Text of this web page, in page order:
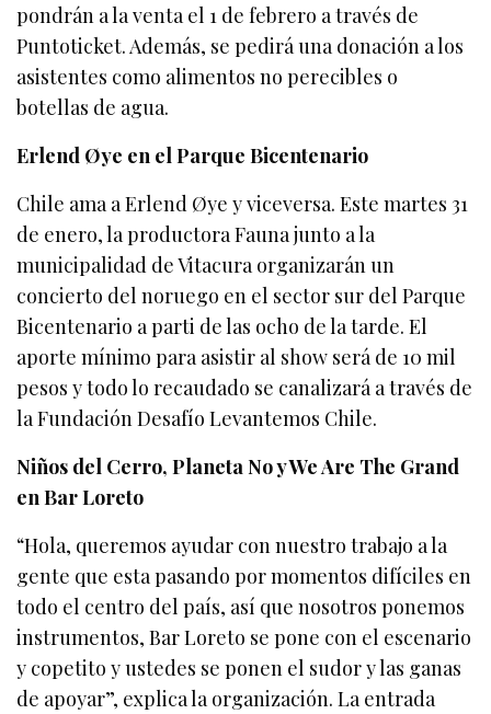
pondrán a la venta el 1 de febrero a través de
Puntoticket. Además, se pedirá una donación a los
asistentes como alimentos no perecibles o
botellas de agua.
Erlend Øye en el Parque Bicentenario
Chile ama a Erlend Øye y viceversa. Este martes 31
de enero, la productora Fauna junto a la
municipalidad de Vitacura organizarán un
concierto del noruego en el sector sur del Parque
Bicentenario a parti de las ocho de la tarde. El
aporte mínimo para asistir al show será de 10 mil
pesos y todo lo recaudado se canalizará a través de
la Fundación Desafío Levantemos Chile.
Niños del Cerro, Planeta No y We Are The Grand
en Bar Loreto
“Hola, queremos ayudar con nuestro trabajo a la
gente que esta pasando por momentos difíciles en
todo el centro del país, así que nosotros ponemos
instrumentos, Bar Loreto se pone con el escenario
y copetito y ustedes se ponen el sudor y las ganas
de apoyar”, explica la organización. La entrada